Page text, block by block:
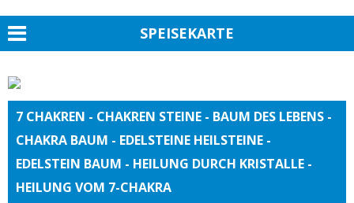
SPEISEKARTE
7 CHAKREN - CHAKREN STEINE - BAUM DES LEBENS -
CHAKRA BAUM - EDELSTEINE HEILSTEINE -
EDELSTEIN BAUM - HEILUNG DURCH KRISTALLE -
HEILUNG VOM 7-CHAKRA